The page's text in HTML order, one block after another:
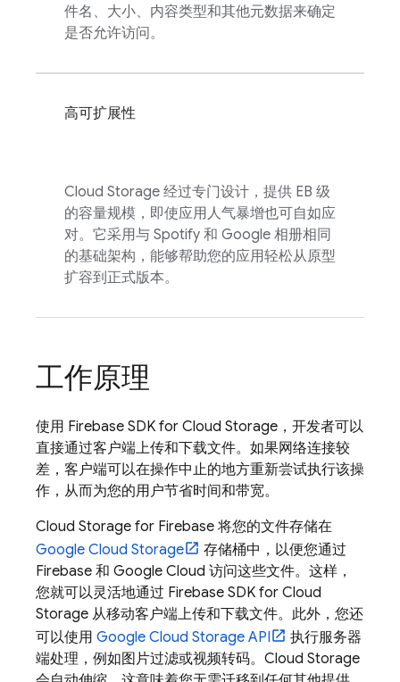
件名、大小、内容类型和其他元数据来确定
是否允许访问。
高可扩展性
Cloud Storage 经过专门设计，提供 EB 级
的容量规模，即使应用人气暴增也可自如应
对。它采用与 Spotify 和 Google 相册相同
的基础架构，能够帮助您的应用轻松从原型
扩容到正式版本。
工作原理
使用 Firebase SDK for Cloud Storage ，开发者可以
直接通过客户端上传和下载文件。如果网络连接较
差，客户端可以在操作中止的地方重新尝试执行该操
作，从而为您的用户节省时间和带宽。
Cloud Storage for Firebase 将您的文件存储在
Google Cloud Storage
存储桶中，以便您通过
Firebase 和 Google Cloud 访问这些文件。这样，
您就可以灵活地通过 Firebase SDK for Cloud
Storage 从移动客户端上传和下载文件。此外，您还
可以使用 Google Cloud Storage API
执行服务器
端处理，例如图片过滤或视频转码。 Cloud Storage